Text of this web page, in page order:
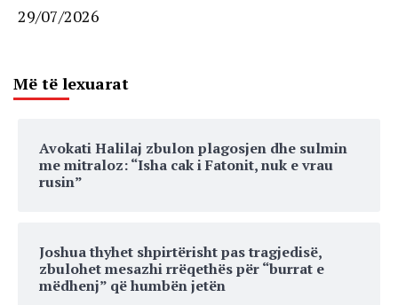
29/07/2026
Më të lexuarat
Avokati Halilaj zbulon plagosjen dhe sulmin
me mitraloz: “Isha cak i Fatonit, nuk e vrau
rusin”
Joshua thyhet shpirtërisht pas tragjedisë,
zbulohet mesazhi rrëqethës për “burrat e
mëdhenj” që humbën jetën